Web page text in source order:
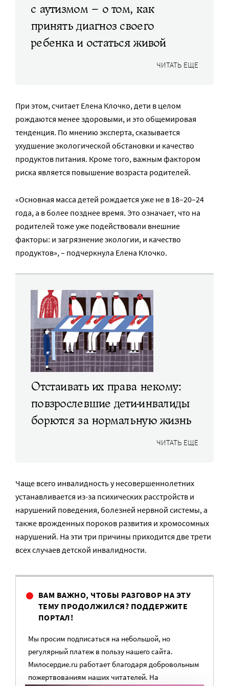
с аутизмом – о том, как
принять диагноз своего
ребенка и остаться живой
ЧИТАТЬ ЕЩЕ
При этом, считает Елена Клочко, дети в целом
рождаются менее здоровыми, и это общемировая
тенденция. По мнению эксперта, сказывается
ухудшение экологической обстановки и качество
продуктов питания. Кроме того, важным фактором
риска является повышение возраста родителей.
«Основная масса детей рождается уже не в 18–20–24
года, а в более позднее время. Это означает, что на
родителей тоже уже подействовали внешние
факторы: и загрязнение экологии, и качество
продуктов», – подчеркнула Елена Клочко.
Отстаивать их права некому:
повзрослевшие дети-инвалиды
борются за нормальную жизнь
ЧИТАТЬ ЕЩЕ
Чаще всего инвалидность у несовершеннолетних
устанавливается из-за психических расстройств и
нарушений поведения, болезней нервной системы, а
также врожденных пороков развития и хромосомных
нарушений. На эти три причины приходится две трети
всех случаев детской инвалидности.
ВАМ ВАЖНО, ЧТОБЫ РАЗГОВОР НА ЭТУ
ТЕМУ ПРОДОЛЖИЛСЯ? ПОДДЕРЖИТЕ
ПОРТАЛ!
Мы просим подписаться на небольшой, но
регулярный платеж в пользу нашего сайта.
Милосердие.ru работает благодаря добровольным
пожертвованиям наших читателей. На